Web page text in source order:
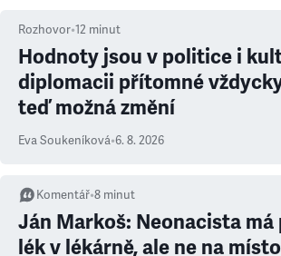
Rozhovor•12 minut
Hodnoty jsou v politice i
diplomacii přítomné
teď možná změní
Eva Soukeníková•6. 8. 2026
Komentář•8 minut
Ján Markoš: Neonacista má
lék v lékárně, ale ne na